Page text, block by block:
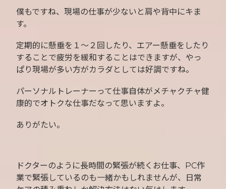
僕もですね、現場の仕事が少ないと肩や背中にキま
す。
定期的に懸垂を１〜２回したり、エアー懸垂をしたり
することで疲労を緩和することはできますが、やっ
ぱり現場が多い方がカラダとしては好調ですね。
パーソナルトレーナーって仕事自体がメチャクチャ健
康的でオトクな仕事だなって思いますよ。
ありがたい。
ドクターのように長時間の緊張が続くお仕事、PC作
業で緊張しているのも一緒かもしれませんが、日常